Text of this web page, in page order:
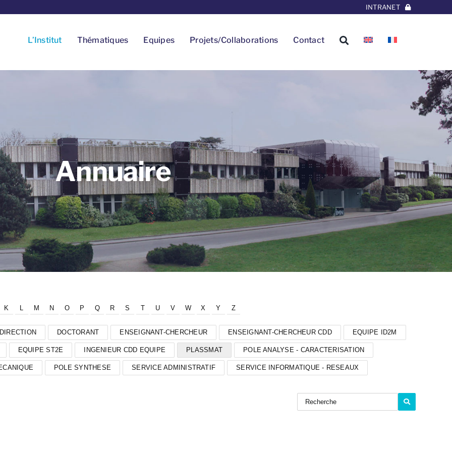
INTRANET
L’Institut Thématiques Equipes Projets/Collaborations Contact
Annuaire
K L M N O P Q R S T U V W X Y Z
DIRECTION DOCTORANT ENSEIGNANT-CHERCHEUR ENSEIGNANT-CHERCHEUR CDD EQUIPE ID2M
EQUIPE ST2E INGENIEUR CDD EQUIPE PLASSMAT POLE ANALYSE - CARACTERISATION
POLE SYNTHESE SERVICE ADMINISTRATIF SERVICE INFORMATIQUE - RESEAUX